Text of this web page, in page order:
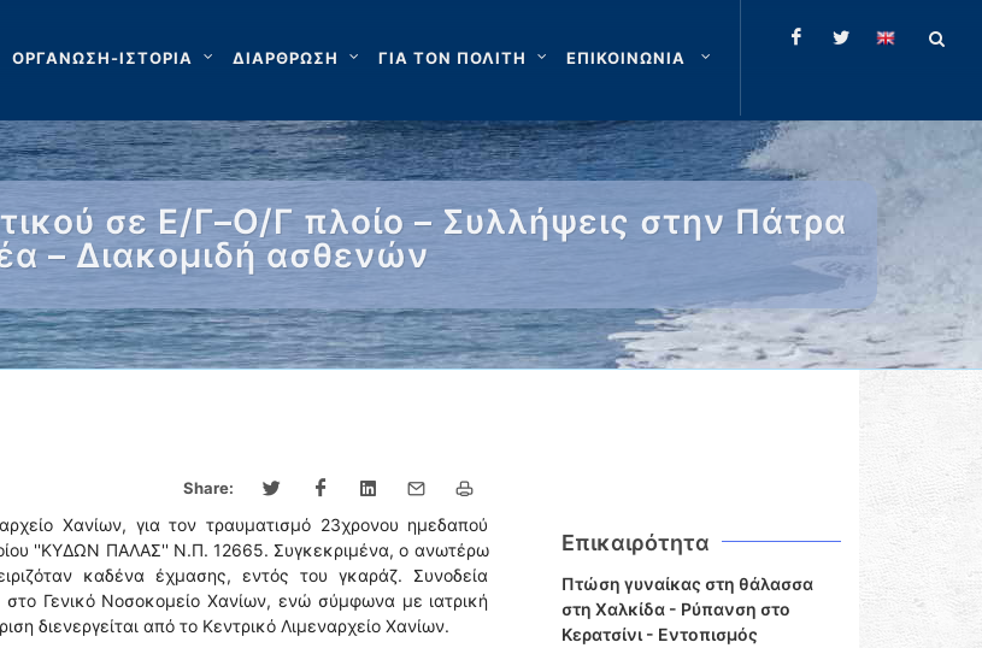
ΟΡΓΑΝΩΣΗ-ΙΣΤΟΡΙΑ ΔΙΑΡΘΡΩΣΗ ΓΙΑ ΤΟΝ ΠΟΛΙΤΗ ΕΠΙΚΟΙΝΩΝΙΑ
σε E/Γ–Ο/Γ πλοίο – Συλλήψεις στην Πάτρα
– Διακομιδή ασθενών
Share:
Χανίων, για τον τραυματισμό 23χρονου ημεδαπού
''ΚΥΔΩΝ ΠΑΛΑΣ'' Ν.Π. 12665. Συγκεκριμένα, ο ανωτέρω
καδένα έχμασης, εντός του γκαράζ. Συνοδεία
Γενικό Νοσοκομείο Χανίων, ενώ σύμφωνα με ιατρική
διενεργείται από το Κεντρικό Λιμεναρχείο Χανίων.
Επικαιρότητα
Πτώση γυναίκας στη θάλασσα
στη Χαλκίδα - Ρύπανση στο
Κερατσίνι - Εντοπισμός